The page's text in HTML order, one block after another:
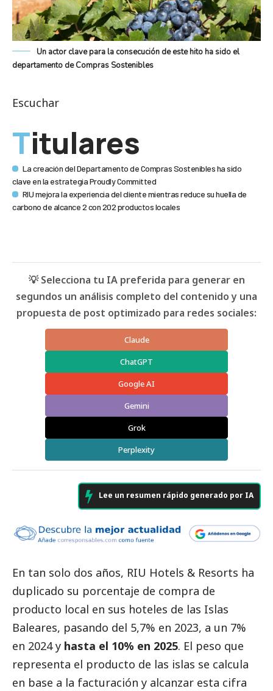
Un actor clave para la consecución de este hito ha sido el
departamento de Compras Sostenibles
Escuchar
Titulares
La creación del Departamento de Compras Sostenibles ha sido
clave en la estrategia Proudly Committed
RIU mejora la experiencia del cliente mientras reduce su huella de
carbono de alcance 2 con 202 productos locales
💡 Selecciona tu IA preferida para generar en
segundos un análisis completo del contenido y una
propuesta de post optimizado para redes sociales:
Claude
ChatGPT
Google AI
Gemini
Grok
Perplexity
Lee un resumen rápido generado por IA
En tan solo dos años, RIU Hotels & Resorts ha
duplicado su porcentaje de compra de
producto local en sus hoteles de las Islas
Baleares, pasando del 5,7% en 2023, a un 7%
en 2024 y hasta el 10% en 2025. El peso que
representa el producto de las islas se calcula
en base a la facturación y alcanzar esta cifra